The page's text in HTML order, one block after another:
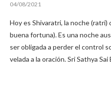
04/08/2021
Hoy es Shivaratri, la noche (ratri)
buena fortuna). Es una noche
ser obligada a perder el control
velada a la oración. Sri Sathya